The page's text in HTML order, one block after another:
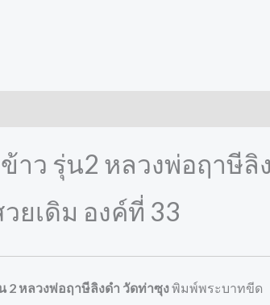
าว รุ่น2 หลวงพ่อฤาษี
ยเดิม องค์ที่ 33
2 หลวงพ่อฤาษีลิงดำ วัดท่าซุงพิมพ์พระบาทขีด